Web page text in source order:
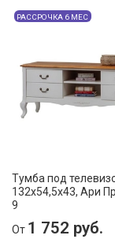
РАССРОЧКА 6 МЕС
Тумба под
132х54,5х43, Ари
9
От 1 752 руб.